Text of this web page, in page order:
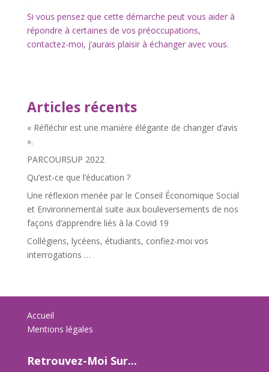
Si vous pensez que cette démarche peut vous aider à
répondre à certaines de vos préoccupations,
contactez-moi, j’aurais plaisir à échanger avec vous.
Articles récents
« Réfléchir est une manière élégante de changer d’avis
».
PARCOURSUP 2022
Qu’est-ce que l’éducation ?
Une réflexion menée par le Conseil Économique Social
et Environnemental suite aux bouleversements de nos
façons d’apprendre liés à la Covid 19
Collégiens, lycéens, étudiants, confiez-moi vos
interrogations …
Accueil
Mentions légales
Retrouvez-Moi Sur...